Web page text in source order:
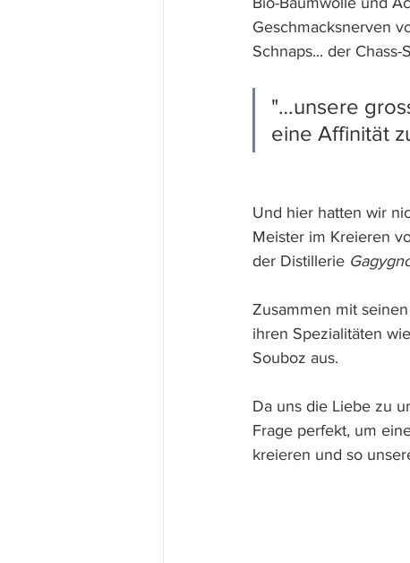
Geschmacksnerven
Schnaps... der
"…unsere
eine Affinität
Und hier hatten wir
Meister im Kreieren
der Distillerie
Zusammen mit
ihren Spezialitäten
Souboz aus.
Da uns die Liebe zu
Frage perfekt, um
kreieren und so